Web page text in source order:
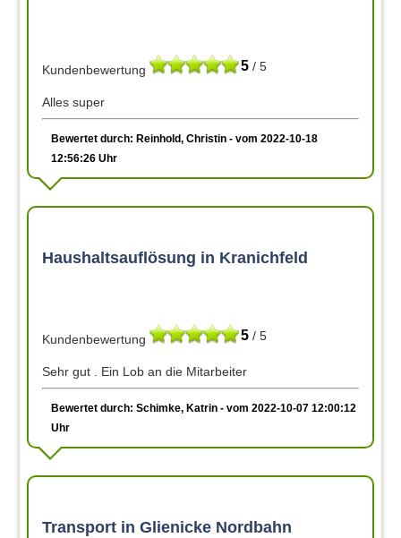
5 / 5
Kundenbewertung
Alles super
Bewertet durch: Reinhold, Christin - vom 2022-10-18
12:56:26 Uhr
Haushaltsauflösung in Kranichfeld
5 / 5
Kundenbewertung
Sehr gut . Ein Lob an die Mitarbeiter
Bewertet durch: Schimke, Katrin - vom 2022-10-07 12:00:12
Uhr
Transport in Glienicke Nordbahn